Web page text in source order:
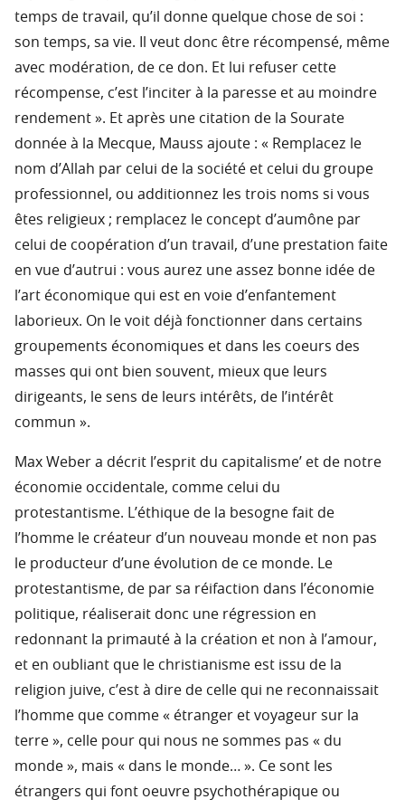
temps de travail, qu’il donne quelque chose de soi :
son temps, sa vie. Il veut donc être récompensé, même
avec modération, de ce don. Et lui refuser cette
récompense, c’est l’inciter à la paresse et au moindre
rendement ». Et après une citation de la Sourate
donnée à la Mecque, Mauss ajoute : « Remplacez le
nom d’Allah par celui de la société et celui du groupe
professionnel, ou additionnez les trois noms si vous
êtes religieux ; remplacez le concept d’aumône par
celui de coopération d’un travail, d’une prestation faite
en vue d’autrui : vous aurez une assez bonne idée de
l’art économique qui est en voie d’enfantement
laborieux. On le voit déjà fonctionner dans certains
groupements économiques et dans les coeurs des
masses qui ont bien souvent, mieux que leurs
dirigeants, le sens de leurs intérêts, de l’intérêt
commun ».
Max Weber a décrit l’esprit du capitalisme’ et de notre
économie occidentale, comme celui du
protestantisme. L’éthique de la besogne fait de
l’homme le créateur d’un nouveau monde et non pas
le producteur d’une évolution de ce monde. Le
protestantisme, de par sa réifaction dans l’économie
politique, réaliserait donc une régression en
redonnant la primauté à la création et non à l’amour,
et en oubliant que le christianisme est issu de la
religion juive, c’est à dire de celle qui ne reconnaissait
l’homme que comme « étranger et voyageur sur la
terre », celle pour qui nous ne sommes pas « du
monde », mais « dans le monde… ». Ce sont les
étrangers qui font oeuvre psychothérapique ou